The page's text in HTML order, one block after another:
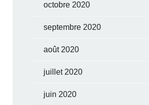
octobre 2020
septembre 2020
août 2020
juillet 2020
juin 2020